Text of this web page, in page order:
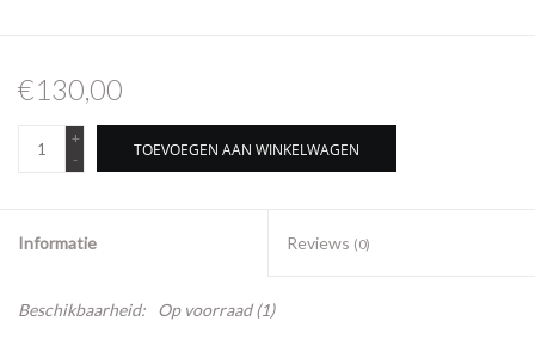
€130,00
+
-
TOEVOEGEN AAN WINKELWAGEN
Informatie Reviews (0)
Beschikbaarheid: Op voorraad(1)